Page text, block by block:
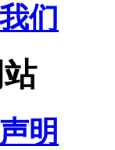
们
明